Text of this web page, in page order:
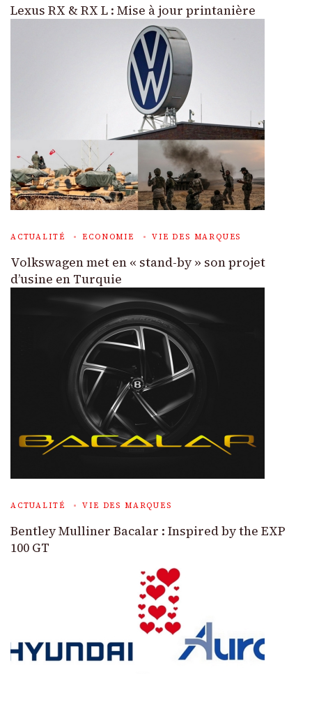
Lexus RX & RX L : Mise à jour printanière
ACTUALITÉ ECONOMIE VIE DES MARQUES
Volkswagen met en « stand-by » son projet
d’usine en Turquie
ACTUALITÉ VIE DES MARQUES
Bentley Mulliner Bacalar : Inspired by the EXP
100 GT